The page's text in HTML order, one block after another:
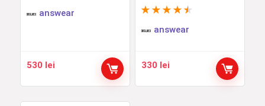
answear
530 lei
★ ★ ★ ★ ★
answear
330 lei